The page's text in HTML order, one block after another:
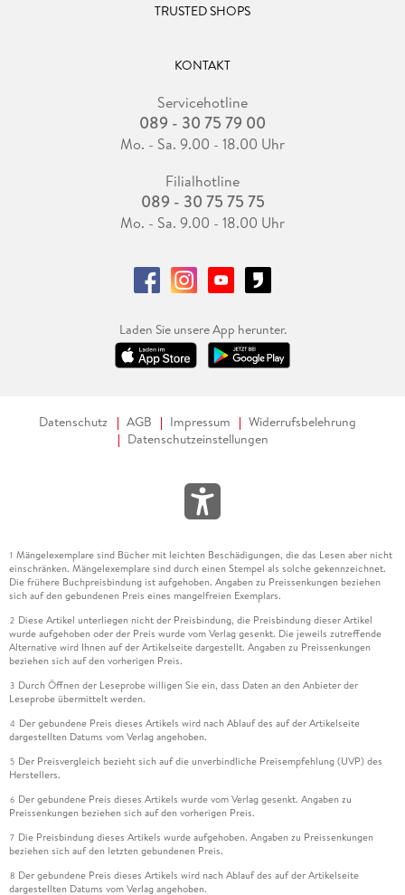
TRUSTED SHOPS
KONTAKT
Servicehotline
089 - 30 75 79 00
Mo. - Sa. 9.00 - 18.00 Uhr
Filialhotline
089 - 30 75 75 75
Mo. - Sa. 9.00 - 18.00 Uhr
Laden Sie unsere App herunter.
Datenschutz AGB Impressum
Widerrufsbelehrung
Datenschutzeinstellungen
1 Mängelexemplare sind Bücher mit leichten Beschädigungen, die das Lesen aber nicht
einschränken. Mängelexemplare sind durch einen Stempel als solche gekennzeichnet.
Die frühere Buchpreisbindung ist aufgehoben. Angaben zu Preissenkungen beziehen
sich auf den gebundenen Preis eines mangelfreien Exemplars.
2 Diese Artikel unterliegen nicht der Preisbindung, die Preisbindung dieser Artikel
wurde aufgehoben oder der Preis wurde vom Verlag gesenkt. Die jeweils zutreffende
Alternative wird Ihnen auf der Artikelseite dargestellt. Angaben zu Preissenkungen
beziehen sich auf den vorherigen Preis.
3 Durch Öffnen der Leseprobe willigen Sie ein, dass Daten an den Anbieter der
Leseprobe übermittelt werden.
4 Der gebundene Preis dieses Artikels wird nach Ablauf des auf der Artikelseite
dargestellten Datums vom Verlag angehoben.
5 Der Preisvergleich bezieht sich auf die unverbindliche Preisempfehlung (UVP) des
Herstellers.
6 Der gebundene Preis dieses Artikels wurde vom Verlag gesenkt. Angaben zu
Preissenkungen beziehen sich auf den vorherigen Preis.
7 Die Preisbindung dieses Artikels wurde aufgehoben. Angaben zu Preissenkungen
beziehen sich auf den letzten gebundenen Preis.
8 Der gebundene Preis dieses Artikels wird nach Ablauf des auf der Artikelseite
dargestellten Datums vom Verlag angehoben.